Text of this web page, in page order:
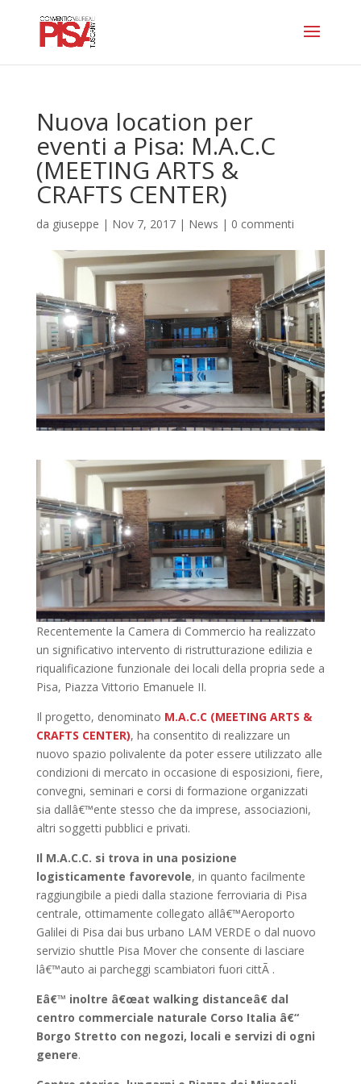
Nuova location per
eventi a Pisa: M.A.C.C
(MEETING ARTS &
CRAFTS CENTER)
da giuseppe | Nov 7, 2017| News | 0 commenti
Recentemente la Camera di Commercio ha realizzato
un significativo intervento di ristrutturazione edilizia e
riqualificazione funzionale dei locali della propria sede a
Pisa, Piazza Vittorio Emanuele II.
Il progetto, denominato M.A.C.C (MEETING ARTS &
CRAFTS CENTER), ha consentito di realizzare un
nuovo spazio polivalente da poter essere utilizzato alle
condizioni di mercato in occasione di esposizioni, fiere,
convegni, seminari e corsi di formazione organizzati
sia dallâ€™ente stesso che da imprese, associazioni,
altri soggetti pubblici e privati.
Il M.A.C.C. si trova in una posizione
logisticamente favorevole, in quanto facilmente
raggiungibile a piedi dalla stazione ferroviaria di Pisa
centrale, ottimamente collegato allâ€™Aeroporto
Galilei di Pisa dai bus urbano LAM VERDE o dal nuovo
servizio shuttle Pisa Mover che consente di lasciare
lâ€™auto ai parcheggi scambiatori fuori cittÃ .
Eâ€™ inoltre â€œat walking distanceâ€ dal
centro commerciale naturale Corso Italia â€“
Borgo Stretto con negozi, locali e servizi di ogni
genere.